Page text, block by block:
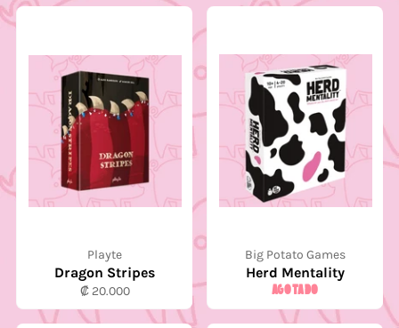
Playte
Dragon Stripes
Precio
habitual
₡ 20.000
Big Potato Games
Herd Mentality
AGOTADO